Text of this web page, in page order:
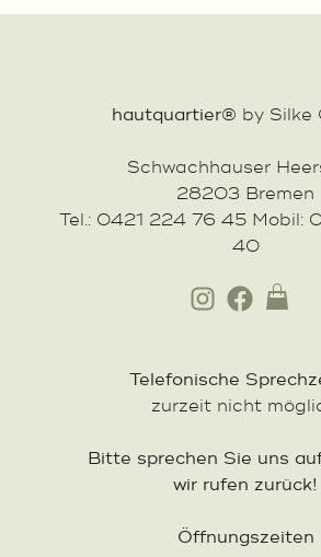
hautquartier® by Silke
Schwachhauser
28203 Bremen
Tel.: 0421 224 76 45 Mobil:
40
Telefonische
zurzeit nicht
Bitte sprechen Sie uns
wir rufen zurück!
Öffnungszeiten